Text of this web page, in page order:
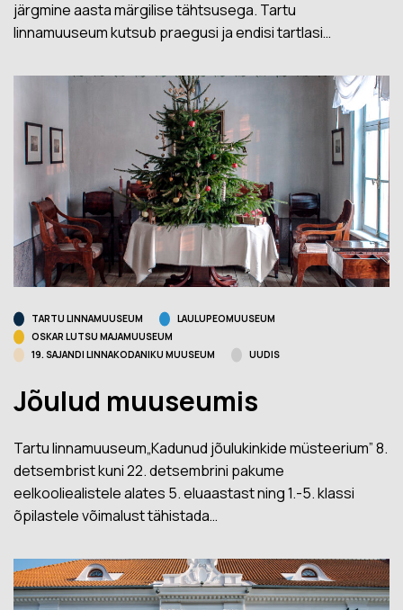
järgmine aasta märgilise tähtsusega. Tartu
linnamuuseum kutsub praegusi ja endisi tartlasi…
TARTU LINNAMUUSEUM
LAULUPEOMUUSEUM
OSKAR LUTSU MAJAMUUSEUM
19. SAJANDI LINNAKODANIKU MUUSEUM
UUDIS
Jõulud muuseumis
Tartu linnamuuseum„Kadunud jõulukinkide müsteerium” 8.
detsembrist kuni 22. detsembrini pakume
eelkooliealistele alates 5. eluaastast ning 1.-5. klassi
õpilastele võimalust tähistada…